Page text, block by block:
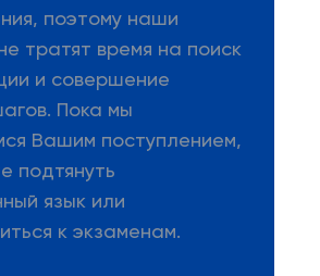
поэтому наши
тратят время на поиск
и совершение
Пока мы
Вашим поступлением,
подтянуть
язык или
к экзаменам.